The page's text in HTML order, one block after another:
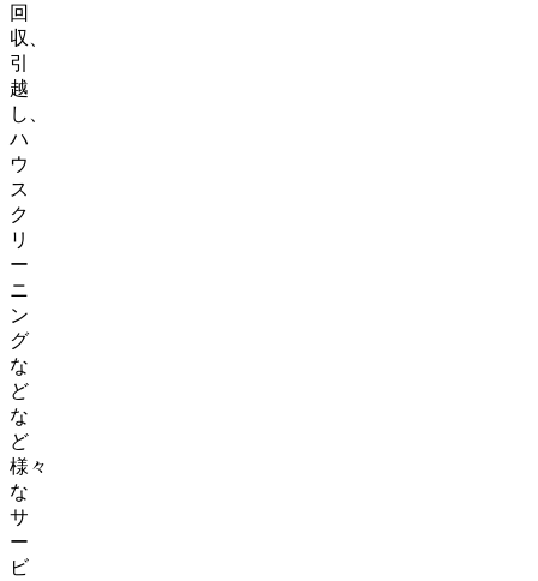
回
収、
引
越
し、
ハ
ウ
ス
ク
リ
ー
ニ
ン
グ
な
ど
な
ど
様々
な
サ
ー
ビ